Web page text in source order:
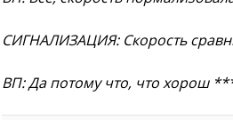
СИГНАЛИЗАЦИЯ: Скорость
ВП: Да потому что, что хорош